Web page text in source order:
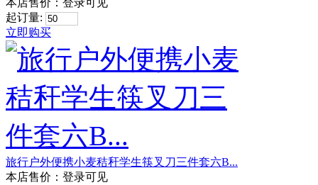
本店售价： 登录可见
起订量:
立即购买
旅行户外便携小麦秸秆学生筷叉刀三件套六B...
本店售价： 登录可见